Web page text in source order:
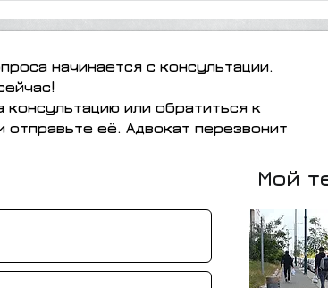
начинается с консультации.
консультацию или обратиться к
её. Адвокат перезвонит
Мой